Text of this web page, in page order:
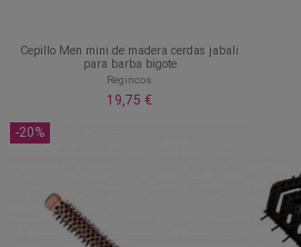
Cepillo Men mini de madera cerdas jabali
para barba bigote
Regincos
19,75 €
-20%